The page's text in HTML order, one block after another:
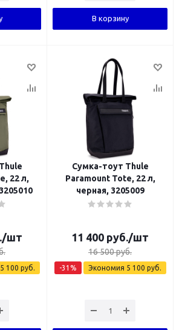
В корзину
22 л,
/шт
5 100 руб.
Сумка-тоут Thule
Paramount Tote, 22 л,
черная, 3205009
11 400 руб./шт
16 500руб.
-31 % Экономия 5 100 руб.